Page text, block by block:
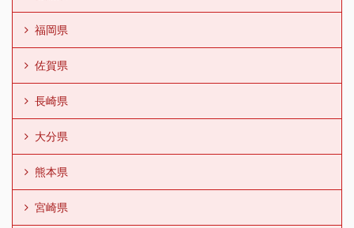
福岡県
佐賀県
長崎県
大分県
熊本県
宮崎県